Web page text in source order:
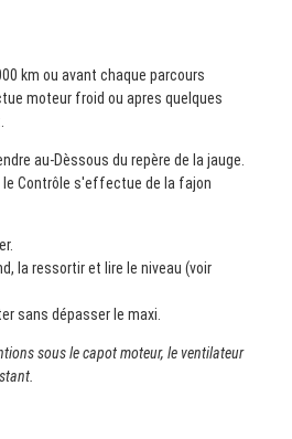
km ou avant chaque parcours
moteur froid ou apres quelques
au-Dèssous du repère de la jauge.
le Contrôle s'effectue de la fajon
la ressortir et lire le niveau (voir
sans dépasser le maxi.
sous le capot moteur, le ventilateur